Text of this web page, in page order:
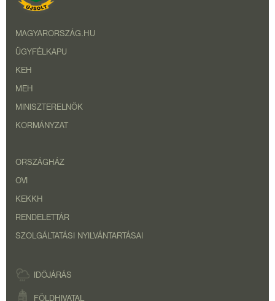
MAGYARORSZÁG.HU
ÜGYFÉLKAPU
KEH
MEH
MINISZTERELNÖK
KORMÁNYZAT
ORSZÁGHÁZ
OVI
KEKKH
RENDELETTÁR
SZOLGÁLTATÁSI NYILVÁNTARTÁSAI
IDŐJÁRÁS
FÖLDHIVATAL